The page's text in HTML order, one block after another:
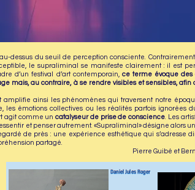
dessus du seuil de perception consciente. Contrairement
le supraliminal se manifeste clairement : il est
d’un festival d’art contemporain, ce terme évoque
mais, au contraire, à se rendre visibles et sensibles, afin
amplifie ainsi les phénomènes qui traversent notre
les émotions collectives ou les réalités parfois ignorées
agit comme un catalyseur de prise de conscience . Les
et penser autrement. «Supraliminal» désigne alors un
de près : une expérience esthétique qui s’adresse
partagé.
Pierre Guibé et